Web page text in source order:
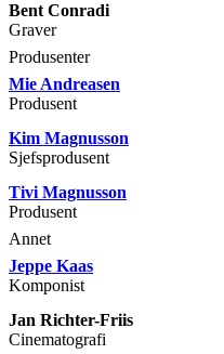
Bent Conradi
Graver
Produsenter
Mie Andreasen
Produsent
Kim Magnusson
Sjefsprodusent
Tivi Magnusson
Produsent
Annet
Jeppe Kaas
Komponist
Jan Richter-Friis
Cinematografi